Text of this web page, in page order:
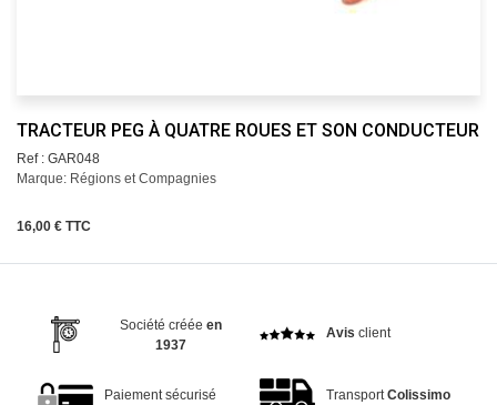
TRACTEUR PEG À QUATRE ROUES ET SON CONDUCTEUR
Ref : GAR048
Marque: Régions et Compagnies
16,00 € TTC
Société créée en
1937
Avis client
Paiement sécurisé TransportColissimo